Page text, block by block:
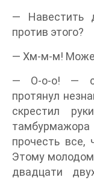
— Навестить
против этого?
— Хм-м-м!
— О-о-о! — с
протянул
скрестил
тамбурмажора
прочесть все,
Этому
двадцати